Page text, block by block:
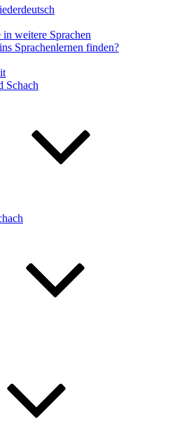
weitere Sprachen
Sprachenlernen finden?
Schach